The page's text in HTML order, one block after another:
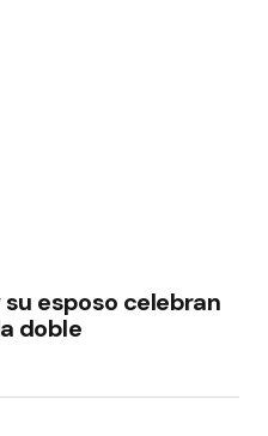
esposo celebran
doble